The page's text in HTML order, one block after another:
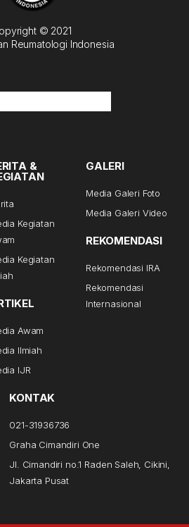
© 2021
Reumatologi Indonesia
&
Kegiatan
Kegiatan
Awam
Ilmiah
IJR
GALERI
Media Galeri Foto
Media Galeri Video
REKOMENDASI
Rekomendasi IRA
Rekomendasi
Internasional
KONTAK
021-31936736
Graha Cimandiri One
Jl. Cimandiri no.1 Raden Saleh, Cikini,
Jakarta Pusat